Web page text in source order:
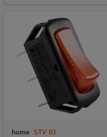
home STV 03